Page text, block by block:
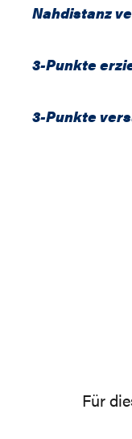
Nahdistanz
3-Punkte
3-Punkte
Für